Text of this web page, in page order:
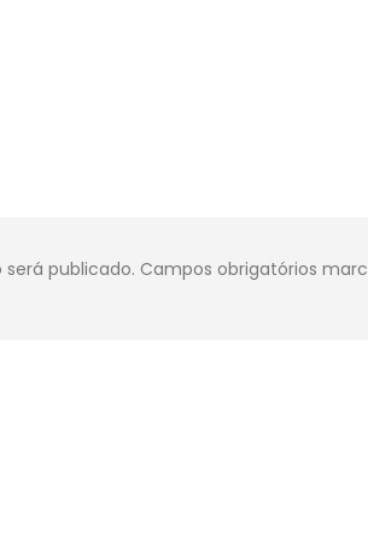
publicado. Campos obrigatórios